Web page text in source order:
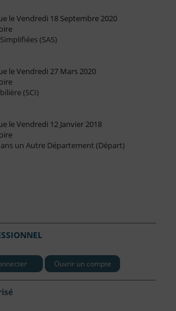
le Vendredi 18 Septembre 2020
(SAS)
le Vendredi 27 Mars 2020
(SCI)
le Vendredi 12 Janvier 2018
un Autre Département (Départ)
Ouvrir un compte